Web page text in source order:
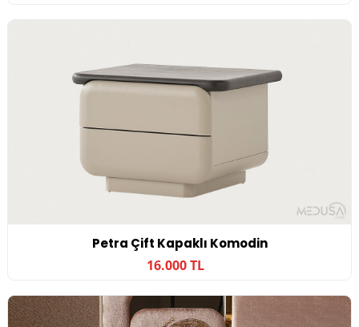
Petra Çift Kapaklı Komodin
16.000 TL